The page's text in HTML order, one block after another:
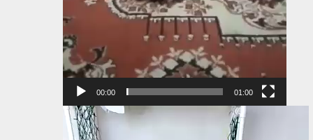
00:00 01:00
Видеоплеер